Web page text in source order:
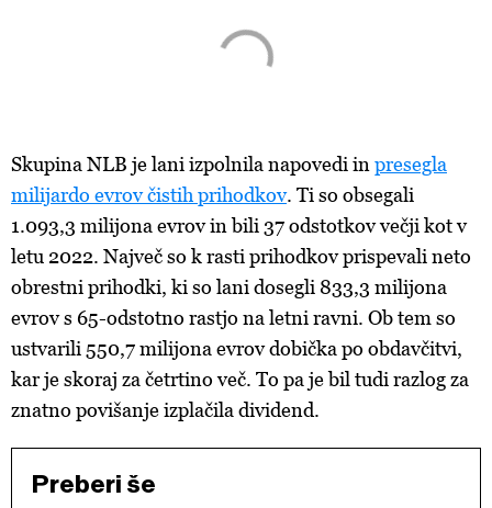
Skupina NLB je lani izpolnila napovedi in presegla
milijardo evrov čistih prihodkov. Ti so obsegali
1.093,3 milijona evrov in bili 37 odstotkov večji kot v
letu 2022. Največ so k rasti prihodkov prispevali neto
obrestni prihodki, ki so lani dosegli 833,3 milijona
evrov s 65-odstotno rastjo na letni ravni. Ob tem so
ustvarili 550,7 milijona evrov dobička po obdavčitvi,
kar je skoraj za četrtino več. To pa je bil tudi razlog za
znatno povišanje izplačila dividend.
Preberi še